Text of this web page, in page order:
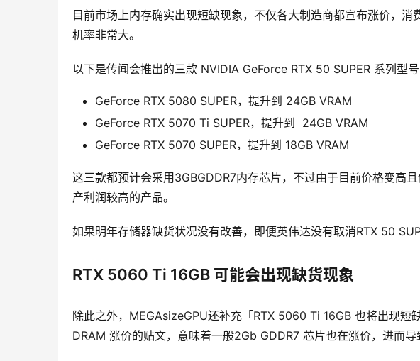
目前市场上内存确实出现短缺现象，不仅各大制造商都宣布涨价，
机率非常大。
以下是传闻会推出的三款 NVIDIA GeForce RTX 50 SUPER 系列型号
GeForce RTX 5080 SUPER，提升到 24GB VRAM
GeForce RTX 5070 Ti SUPER，提升到 24GB VRAM
GeForce RTX 5070 SUPER，提升到 18GB VRAM
这三款都预计会采用3GBGDDR7内存芯片，不过由于目前价格变高
产利润较高的产品。
如果明年存储器缺货状况没有改善，即便英伟达没有取消RTX 50
RTX 5060 Ti 16GB 可能会出现缺货现象
除此之外，MEGAsizeGPU还补充「RTX 5060 Ti 16GB 也将出现
DRAM 涨价的贴文，意味着一般2Gb GDDR7 芯片也在涨价，进而导